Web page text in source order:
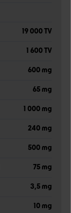
19 000 TV
1 600 TV
600 mg
65 mg
1 000 mg
240 mg
500 mg
75 mg
3,5 mg
10 mg